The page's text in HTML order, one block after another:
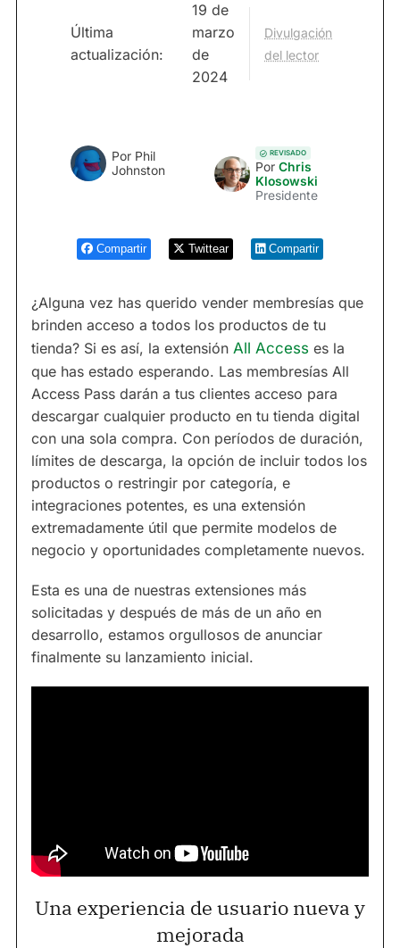
Última
actualización:
19 de
marzo
de
2024
Divulgación
del lector
Por Phil
Johnston
REVISADO
Por Chris
Klosowski
Presidente
Compartir Twittear Compartir
¿Alguna vez has querido vender membresías que
brinden acceso a todos los productos de tu
tienda? Si es así, la extensión All Access es la
que has estado esperando. Las membresías All
Access Pass darán a tus clientes acceso para
descargar cualquier producto en tu tienda digital
con una sola compra. Con períodos de duración,
límites de descarga, la opción de incluir todos los
productos o restringir por categoría, e
integraciones potentes, es una extensión
extremadamente útil que permite modelos de
negocio y oportunidades completamente nuevos.
Esta es una de nuestras extensiones más
solicitadas y después de más de un año en
desarrollo, estamos orgullosos de anunciar
finalmente su lanzamiento inicial.
Una experiencia de usuario nueva y
mejorada